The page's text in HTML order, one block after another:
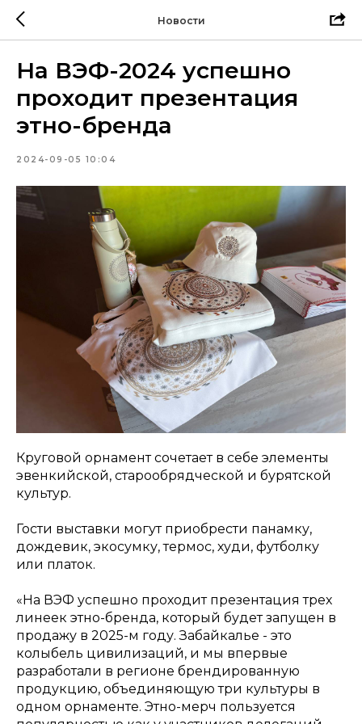
Новости
На ВЭФ-2024 успешно
проходит презентация
этно-бренда
2024-09-05 10:04
Круговой орнамент сочетает в себе элементы
эвенкийской, старообрядческой и бурятской
культур.
Гости выставки могут приобрести панамку,
дождевик, экосумку, термос, худи, футболку
или платок.
«На ВЭФ успешно проходит презентация трех
линеек этно-бренда, который будет запущен в
продажу в 2025-м году. Забайкалье - это
колыбель цивилизаций, и мы впервые
разработали в регионе брендированную
продукцию, объединяющую три культуры в
одном орнаменте. Этно-мерч пользуется